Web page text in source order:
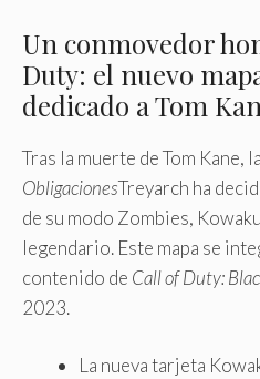
Un conmovedor
Duty: el nuevo
dedicado a Tom
Tras la muerte de Tom Kane,
ObligacionesTreyarch ha
de su modo Zombies,
legendario. Este mapa se
contenido de Call of Duty:
2023.
La nueva tarjeta